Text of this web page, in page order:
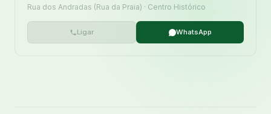
Rua dos Andradas (Rua da Praia) · Centro Histórico
Ligar WhatsApp